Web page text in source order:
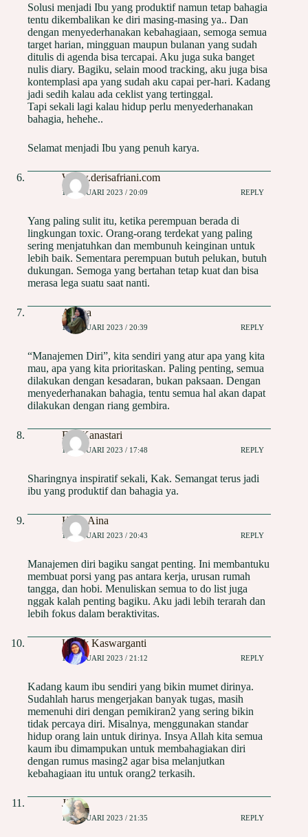
Solusi menjadi Ibu yang produktif namun tetap bahagia
tentu dikembalikan ke diri masing-masing ya.. Dan
dengan menyederhanakan kebahagiaan, semoga semua
target harian, mingguan maupun bulanan yang sudah
ditulis di agenda bisa tercapai. Aku juga suka banget
nulis diary. Bagiku, selain mood tracking, aku juga bisa
kontemplasi apa yang sudah aku capai per-hari. Kadang
jadi sedih kalau ada ceklist yang tertinggal.
Tapi sekali lagi kalau hidup perlu menyederhanakan
bahagia, hehehe..
Selamat menjadi Ibu yang penuh karya.
Www.derisafriani.com
16 JANUARI 2023 / 20:09 REPLY
Yang paling sulit itu, ketika perempuan berada di
lingkungan toxic. Orang-orang terdekat yang paling
sering menjatuhkan dan membunuh keinginan untuk
lebih baik. Sementara perempuan butuh pelukan, butuh
dukungan. Semoga yang bertahan tetap kuat dan bisa
merasa lega suatu saat nanti.
Auliya
16 JANUARI 2023 / 20:39 REPLY
“Manajemen Diri”, kita sendiri yang atur apa yang kita
mau, apa yang kita prioritaskan. Paling penting, semua
dilakukan dengan kesadaran, bukan paksaan. Dengan
menyederhanakan bahagia, tentu semua hal akan dapat
dilakukan dengan riang gembira.
Esy Kanastari
17 JANUARI 2023 / 17:48 REPLY
Sharingnya inspiratif sekali, Kak. Semangat terus jadi
ibu yang produktif dan bahagia ya.
Hana Aina
17 JANUARI 2023 / 20:43 REPLY
Manajemen diri bagiku sangat penting. Ini membantuku
membuat porsi yang pas antara kerja, urusan rumah
tangga, dan hobi. Menuliskan semua to do list juga
nggak kalah penting bagiku. Aku jadi lebih terarah dan
lebih fokus dalam beraktivitas.
Uniek Kaswarganti
17 JANUARI 2023 / 21:12 REPLY
Kadang kaum ibu sendiri yang bikin mumet dirinya.
Sudahlah harus mengerjakan banyak tugas, masih
memenuhi diri dengan pemikiran2 yang sering bikin
tidak percaya diri. Misalnya, menggunakan standar
hidup orang lain untuk dirinya. Insya Allah kita semua
kaum ibu dimampukan untuk membahagiakan diri
dengan rumus masing2 agar bisa melanjutkan
kebahagiaan itu untuk orang2 terkasih.
Jihan
17 JANUARI 2023 / 21:35 REPLY